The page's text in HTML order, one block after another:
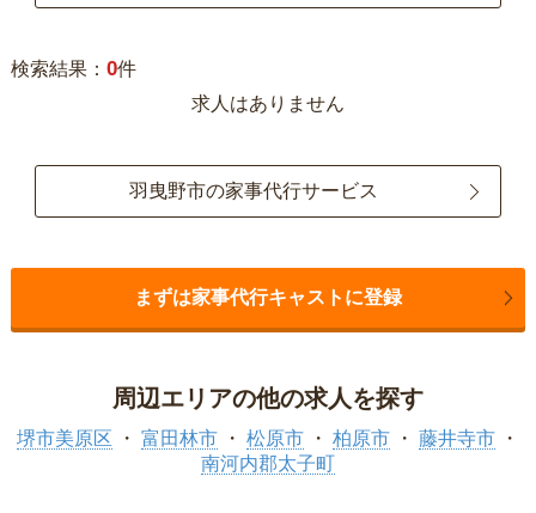
検索結果： 0件
求人はありません
羽曳野市の家事代行サービス
まずは家事代行キャストに登録
周辺エリアの他の求人を探す
堺市美原区 富田林市 松原市 柏原市
藤井寺市
南河内郡太子町